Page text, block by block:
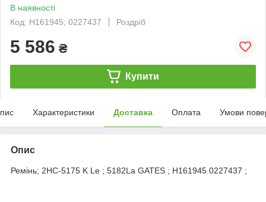
В наявності
Код: Н161945; 0227437
Роздріб
5 586 ₴
Купити
Характеристики Доставка Оплата Умови
Опис
Ремінь; 2НС-5175 K Le ; 5182La GATES ; Н161945 0227437 ;